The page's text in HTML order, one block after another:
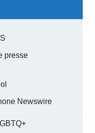
presse
Newswire